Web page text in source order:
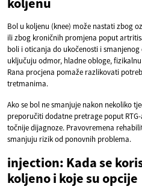
Bol u koljenu (knee) može nastati zbog
ili zbog kroničnih promjena poput
boli i oticanja do ukočenosti i
uključuju odmor, hladne obloge,
Rana procjena pomaže razlikovati
tretmanima.
Ako se bol ne smanjuje nakon nekoliko
preporučiti dodatne pretrage poput
točnije dijagnoze. Pravovremena
smanjuju rizik od ponovnih problema.
injection: Kada se
koljeno i koje su opcije